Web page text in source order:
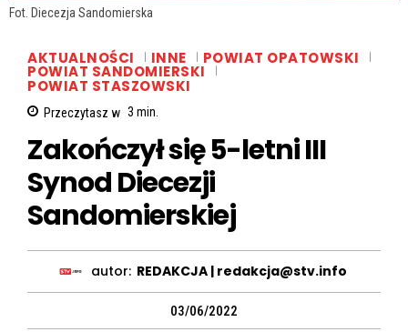
Fot. Diecezja Sandomierska
AKTUALNOŚCI INNE POWIAT OPATOWSKI
POWIAT SANDOMIERSKI
POWIAT STASZOWSKI
Przeczytasz w 3 min.
Zakończył się 5-letni III
Synod Diecezji
Sandomierskiej
autor: REDAKCJA | redakcja@stv.info
03/06/2022